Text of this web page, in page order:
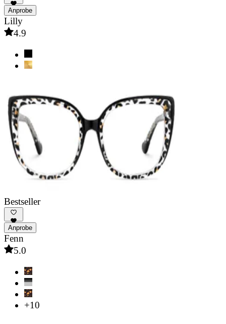
Anprobe
Lilly
4.9
Bestseller
Anprobe
Fenn
5.0
+10